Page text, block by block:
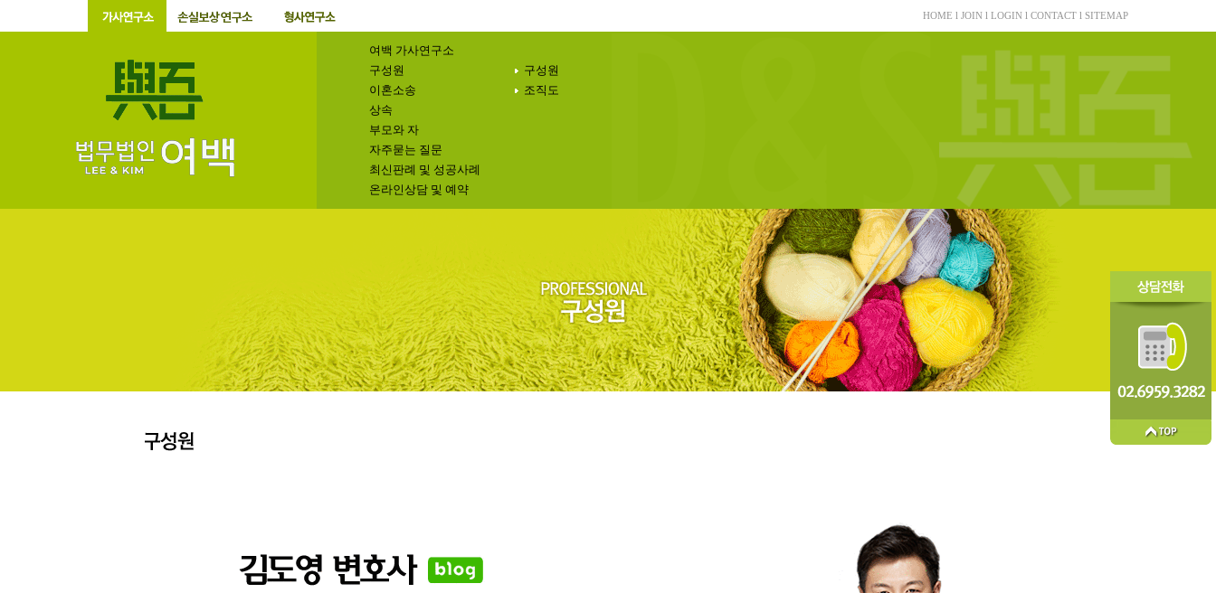
HOME l JOIN l LOGIN l CONTACT l SITEMAP
여백 가사연구소
구성원
구성원
이혼소송
조직도
상속
부모와 자
자주묻는 질문
최신판례 및 성공사례
온라인상담 및 예약